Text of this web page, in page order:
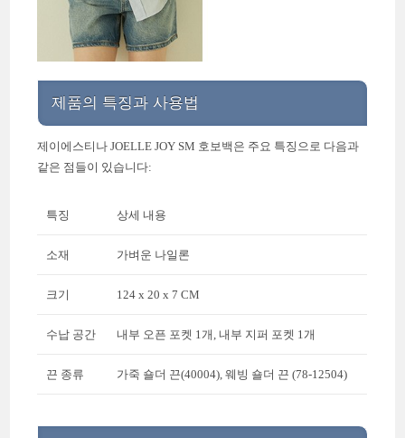
제품의 특징과 사용법
제이에스티나 JOELLE JOY SM 호보백은 주요 특징으로 다음과
같은 점들이 있습니다:
특징 상세 내용
소재 가벼운 나일론
크기 124 x 20 x 7 CM
수납 공간 내부 오픈 포켓 1개, 내부 지퍼 포켓 1개
끈 종류 가죽 숄더 끈(40004), 웨빙 숄더 끈 (78-12504)